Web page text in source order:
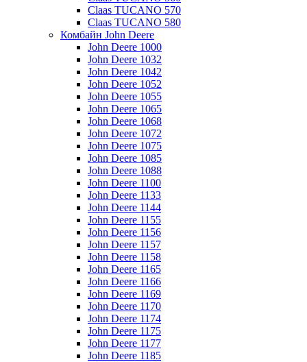
Claas TUCANO 570
Claas TUCANO 580
Комбайн John Deere
John Deere 1000
John Deere 1032
John Deere 1042
John Deere 1052
John Deere 1055
John Deere 1065
John Deere 1068
John Deere 1072
John Deere 1075
John Deere 1085
John Deere 1088
John Deere 1100
John Deere 1133
John Deere 1144
John Deere 1155
John Deere 1156
John Deere 1157
John Deere 1158
John Deere 1165
John Deere 1166
John Deere 1169
John Deere 1170
John Deere 1174
John Deere 1175
John Deere 1177
John Deere 1185